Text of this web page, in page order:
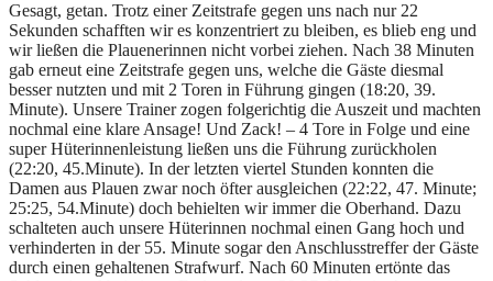
Gesagt, getan. Trotz einer Zeitstrafe gegen uns nach nur 22
Sekunden schafften wir es konzentriert zu bleiben, es blieb eng und
wir ließen die Plauenerinnen nicht vorbei ziehen. Nach 38 Minuten
gab erneut eine Zeitstrafe gegen uns, welche die Gäste diesmal
besser nutzten und mit 2 Toren in Führung gingen (18:20, 39.
Minute). Unsere Trainer zogen folgerichtig die Auszeit und machten
nochmal eine klare Ansage! Und Zack! – 4 Tore in Folge und eine
super Hüterinnenleistung ließen uns die Führung zurückholen
(22:20, 45.Minute). In der letzten viertel Stunden konnten die
Damen aus Plauen zwar noch öfter ausgleichen (22:22, 47. Minute;
25:25, 54.Minute) doch behielten wir immer die Oberhand. Dazu
schalteten auch unsere Hüterinnen nochmal einen Gang hoch und
verhinderten in der 55. Minute sogar den Anschlusstreffer der Gäste
durch einen gehaltenen Strafwurf. Nach 60 Minuten ertönte das